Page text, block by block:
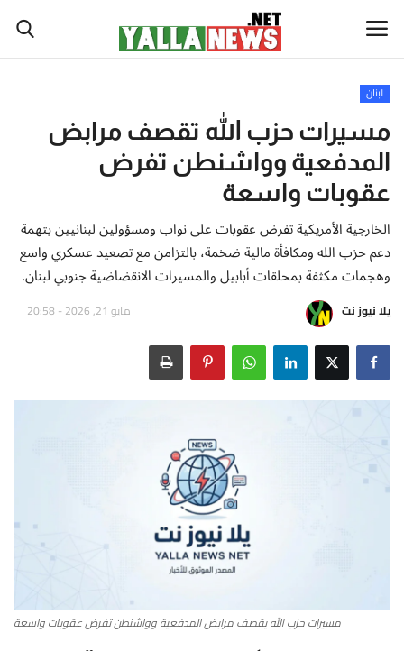
أخبار العالم
أخبار الوطن العربي
سياسة واقتصاد
رياضة
ثقافة وفن
تكنولوجيا وعلوم
صحة ولياقة
أطباق من المطابخ العربية
سياحة وسفر
لبنان
مسيرات حزب الله تقصف مرابض
المدفعية وواشنطن تفرض
عقوبات واسعة
الخارجية الأمريكية تفرض عقوبات على نواب ومسؤولين لبنانيين بتهمة
دعم حزب الله ومكافأة مالية ضخمة، بالتزامن مع تصعيد عسكري واسع
وهجمات مكثفة بمحلقات أبابيل والمسيرات الانقضاضية جنوبي لبنان.
يلا نيوز نت مايو 21, 2026 - 20:58
مسيرات حزب الله يقصف مرابض المدفعية وواشنطن تفرض عقوبات واسعة